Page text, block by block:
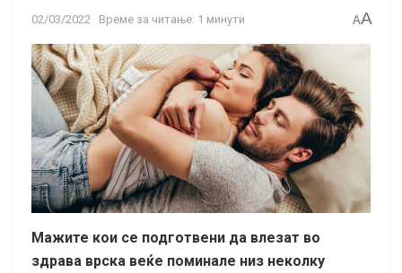
02/03/2022 Време за читање: 1 минути AA
Мажите кои се подготвени да влезат во
здрава врска веќе поминале низ неколку